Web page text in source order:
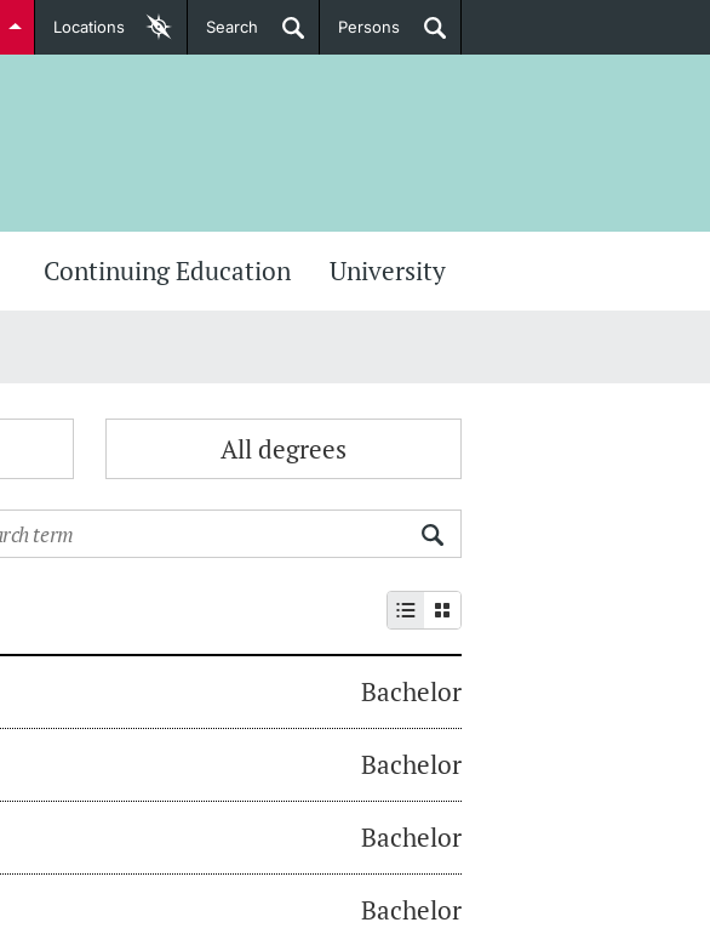
Locations Search Persons
Continuing Education University
All degrees
Bachelor
Bachelor
Bachelor
Bachelor